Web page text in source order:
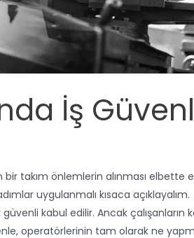
İş
takım önlemlerin alınması elbette
uygulanmalı kısaca açıklayalım.
kabul edilir. Ancak çalışanların
operatörlerinin tam olarak ne